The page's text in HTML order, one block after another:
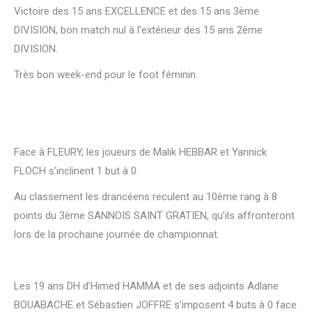
Victoire des 15 ans EXCELLENCE et des 15 ans 3ème
DIVISION, bon match nul à l’extérieur des 15 ans 2ème
DIVISION.
Très bon week-end pour le foot féminin.
Face à FLEURY, les joueurs de Malik HEBBAR et Yannick
FLOCH s’inclinent 1 but à 0.
Au classement les drancéens reculent au 10ème rang à 8
points du 3ème SANNOIS SAINT GRATIEN, qu’ils affronteront
lors de la prochaine journée de championnat.
Les 19 ans DH d’Himed HAMMA et de ses adjoints Adlane
BOUABACHE et Sébastien JOFFRE s’imposent 4 buts à 0 face